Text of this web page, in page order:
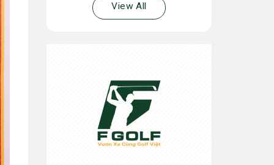
View All